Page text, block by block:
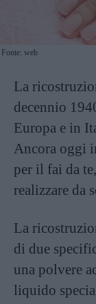
Fonte: web
La
decennio
Europa e in
Ancora oggi
per il fai da
realizzare da
La
di due
una polvere
liquido